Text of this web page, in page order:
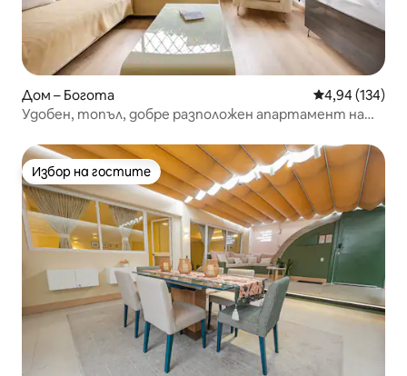
Дом – Богота Средна
4,94 (134)
Удобен, топъл, добре разположен апартамент на
Избор на гостите
Избор на гостите